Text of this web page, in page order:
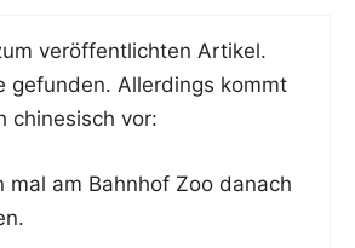
ver­öf­fent­lich­ten Artikel.
gefun­den. Aller­dings kommt
chi­ne­sisch vor:
mal am Bahn­hof Zoo danach